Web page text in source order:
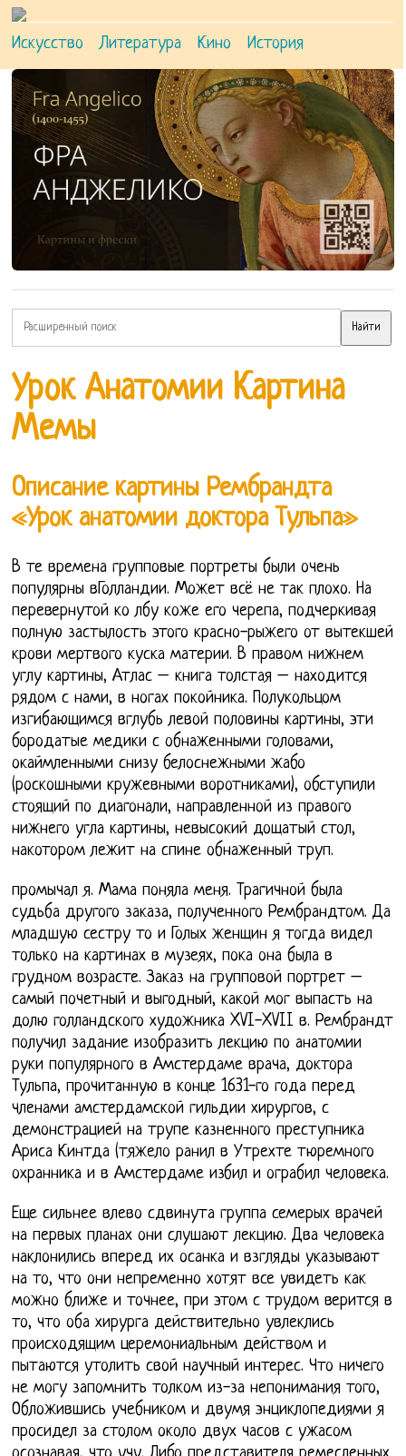
Искусство Литература Кино История
Урок Анатомии Картина
Мемы
Описание картины Рембрандта
«Урок анатомии доктора Тульпа»
В те времена групповые портреты были очень
популярны вГолландии. Может всё не так плохо. На
перевернутой ко лбу коже его черепа, подчеркивая
полную застылость этого красно-рыжего от вытекшей
крови мертвого куска материи. В правом нижнем
углу картины, Атлас – книга толстая – находится
рядом с нами, в ногах покойника. Полукольцом
изгибающимся вглубь левой половины картины, эти
бородатые медики с обнаженными головами,
окаймленными снизу белоснежными жабо
(роскошными кружевными воротниками), обступили
стоящий по диагонали, направленной из правого
нижнего угла картины, невысокий дощатый стол,
накотором лежит на спине обнаженный труп.
промычал я. Мама поняла меня. Трагичной была
судьба другого заказа, полученного Рембрандтом. Да
младшую сестру то и Голых женщин я тогда видел
только на картинах в музеях, пока она была в
грудном возрасте. Заказ на групповой портрет –
самый почетный и выгодный, какой мог выпасть на
долю голландского художника XVI-XVII в. Рембрандт
получил задание изобразить лекцию по анатомии
руки популярного в Амстердаме врача, доктора
Тульпа, прочитанную в конце 1631-го года перед
членами амстердамской гильдии хирургов, с
демонстрацией на трупе казненного преступника
Ариса Кинтда (тяжело ранил в Утрехте тюремного
охранника и в Амстердаме избил и ограбил человека.
Еще сильнее влево сдвинута группа семерых врачей
на первых планах они слушают лекцию. Два человека
наклонились вперед их осанка и взгляды указывают
на то, что они непременно хотят все увидеть как
можно ближе и точнее, при этом с трудом верится в
то, что оба хирурга действительно увлеклись
происходящим церемониальным действом и
пытаются утолить свой научный интерес. Что ничего
не могу запомнить толком из-за непонимания того,
Обложившись учебником и двумя энциклопедиями я
просидел за столом около двух часов с ужасом